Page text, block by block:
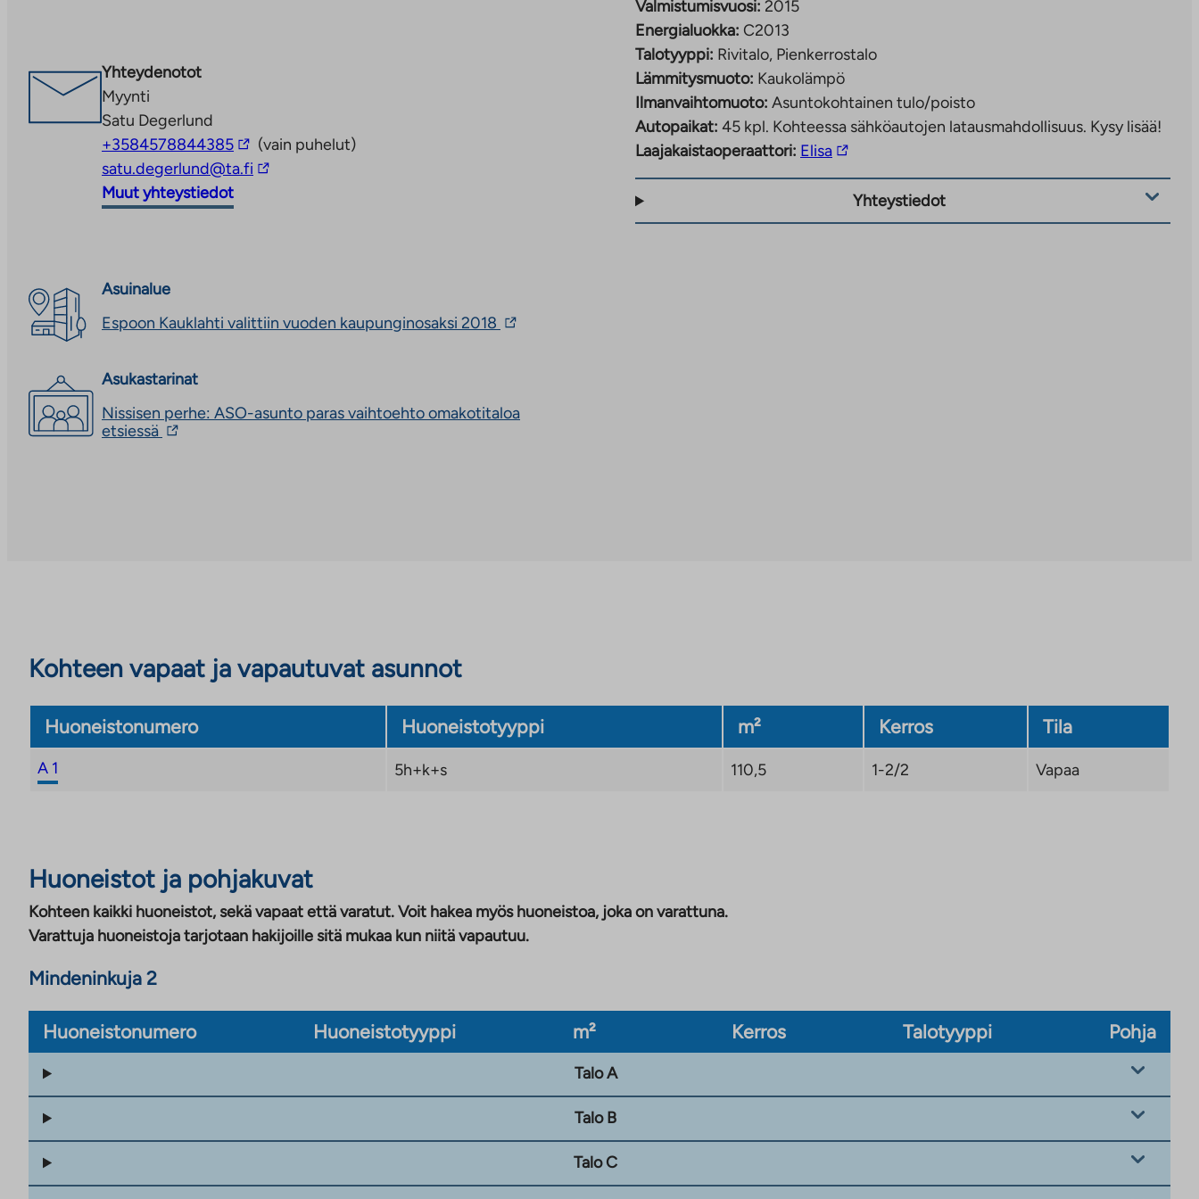
Yhteydenotot
Myynti
Satu Degerlund
+3584578844385Linkki
vie
ulkopuoliseen
(vain puhelut)
satu.degerlund@ta.fi Linkki
Muut yhteystiedot
Asuinalue
Espoon Kauklahti valittiin vuoden kaupunginosaksi 2018 Linkki
aukeaa
Asukastarinat
Nissisen perhe: ASO-asunto paras vaihtoehto omakotitaloa
etsiessä Linkki
Valmistumisvuosi: 2015
Energialuokka: C2013
Talotyyppi: Rivitalo, Pienkerrostalo
Lämmitysmuoto: Kaukolämpö
Ilmanvaihtomuoto: Asuntokohtainen tulo/poisto
Autopaikat: 45 kpl. Kohteessa sähköautojen latausmahdollisuus. Kysy lisää!
Laajakaistaoperaattori: ElisaLinkki
vie
ulkopuoliseen
palveluun.
Yhteystiedot
Kohteen vapaat ja vapautuvat asunnot
Huoneistonumero Huoneistotyyppi m² Kerros Tila
A 1 5h+k+s 110,5 1-2/2 Vapaa
Huoneistot ja pohjakuvat
Kohteen kaikki huoneistot, sekä vapaat että varatut. Voit hakea myös huoneistoa, joka on varattuna.
Varattuja huoneistoja tarjotaan hakijoille sitä mukaa kun niitä vapautuu.
Mindeninkuja 2
Huoneistonumero Huoneistotyyppi m² Kerros Talotyyppi Pohja
Talo A
Talo B
Talo C